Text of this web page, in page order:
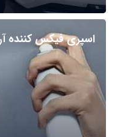
اسپری فیکس کننده